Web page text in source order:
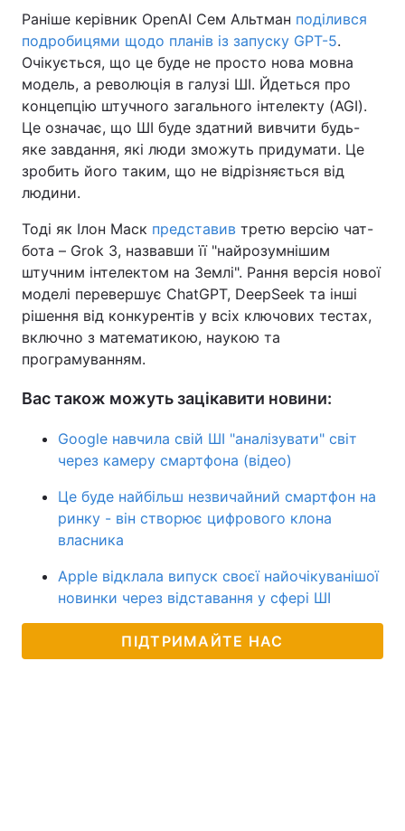
Раніше керівник OpenAI Сем Альтман поділився
подробицями щодо планів із запуску GPT-5.
Очікується, що це буде не просто нова мовна
модель, а революція в галузі ШІ. Йдеться про
концепцію штучного загального інтелекту (AGI).
Це означає, що ШІ буде здатний вивчити будь-
яке завдання, які люди зможуть придумати. Це
зробить його таким, що не відрізняється від
людини.
Тоді як Ілон Маск представив третю версію чат-
бота – Grok 3, назвавши її "найрозумнішим
штучним інтелектом на Землі". Рання версія нової
моделі перевершує ChatGPT, DeepSeek та інші
рішення від конкурентів у всіх ключових тестах,
включно з математикою, наукою та
програмуванням.
Вас також можуть зацікавити новини:
Google навчила свій ШІ "аналізувати" світ
через камеру смартфона (відео)
Це буде найбільш незвичайний смартфон на
ринку - він створює цифрового клона
власника
Apple відклала випуск своєї найочікуванішої
новинки через відставання у сфері ШІ
ПІДТРИМАЙТЕ НАС